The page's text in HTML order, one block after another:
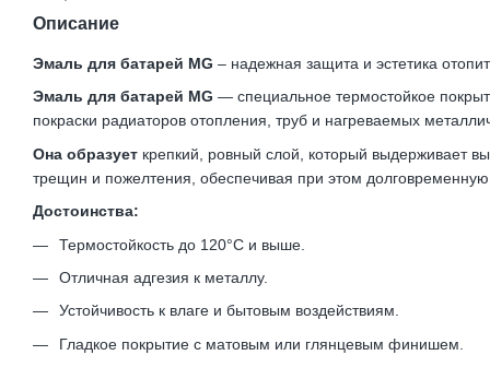
Описание
Эмаль для батарей MG – надежная защита и эстетика
Эмаль для батарей MG — специальное термостойкое
покраски радиаторов отопления, труб и нагреваемых
Она образует крепкий, ровный слой, который выдерживает
трещин и пожелтения, обеспечивая при этом долговременную
Достоинства:
Термостойкость до 120°С и выше.
Отличная адгезия к металлу.
Устойчивость к влаге и бытовым воздействиям.
Гладкое покрытие с матовым или глянцевым финишем.